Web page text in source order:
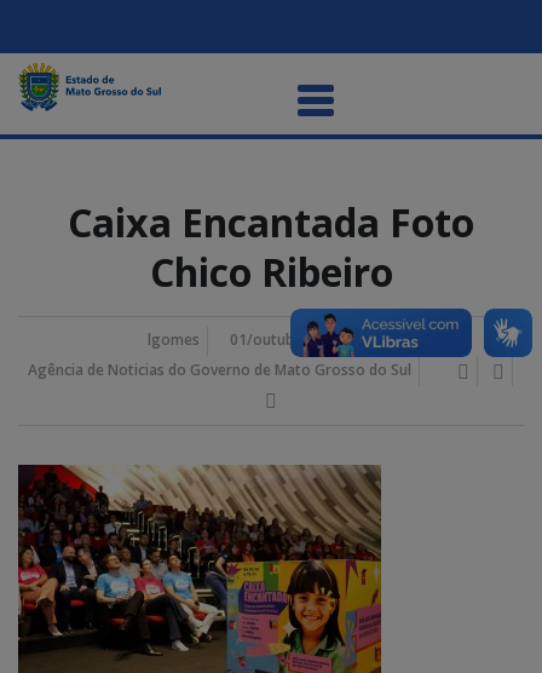
Caixa Encantada Foto
Chico Ribeiro
lgomes
01/outubro/2025 4:46 pm
Agência de Noticias do Governo de Mato Grosso do Sul